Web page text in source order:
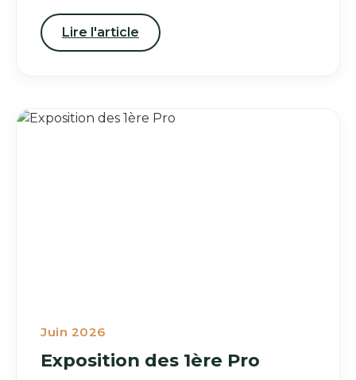
Lire l'article
Juin 2026
Exposition des 1ère Pro